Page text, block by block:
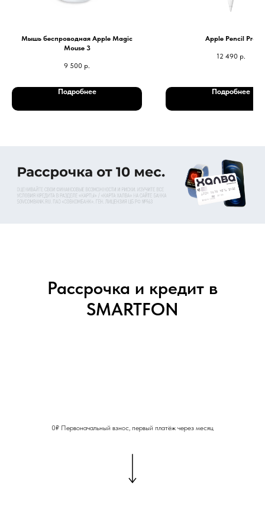
Мышь беспроводная Apple Magic
Mouse 3
9 500 р.
Подробнее
Apple Pencil Pro
12 490 р.
Подробнее
Рассрочка и кредит в
SMARTFON
0₽ Первоначальный взнос, первый платёж через месяц